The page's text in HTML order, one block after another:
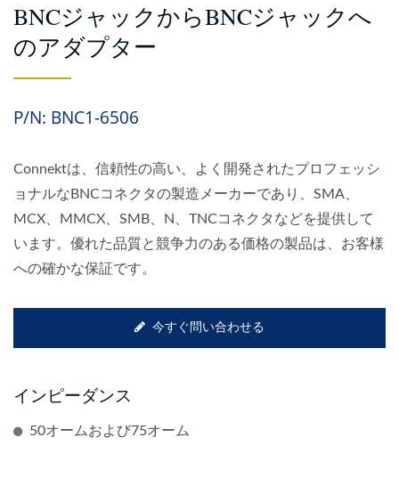
BNCジャックからBNCジャックへ
のアダプター
P/N: BNC1-6506
Connektは、信頼性の高い、よく開発されたプロフェッシ
ョナルなBNCコネクタの製造メーカーであり、SMA、
MCX、MMCX、SMB、N、TNCコネクタなどを提供して
います。優れた品質と競争力のある価格の製品は、お客様
への確かな保証です。
今すぐ問い合わせる
インピーダンス
50オームおよび75オーム